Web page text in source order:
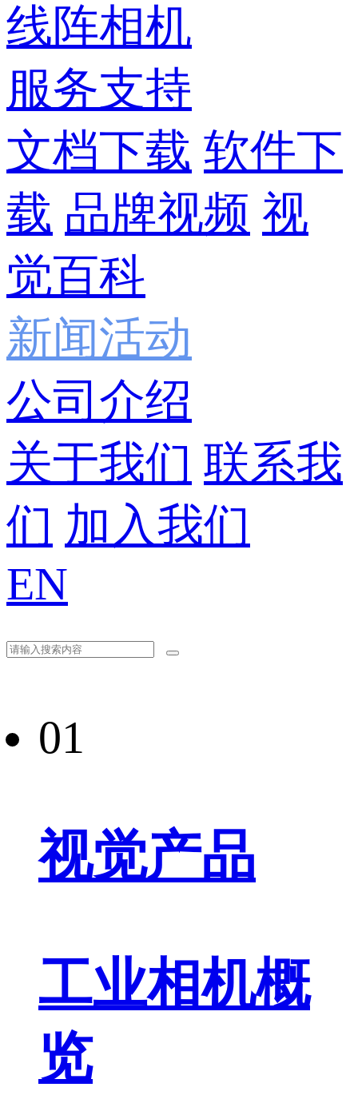
线阵相机
服务支持
文档下载 软件下
载 品牌视频 视
觉百科
新闻活动
公司介绍
关于我们 联系我
们 加入我们
EN
01
视觉产品
工业相机概
览